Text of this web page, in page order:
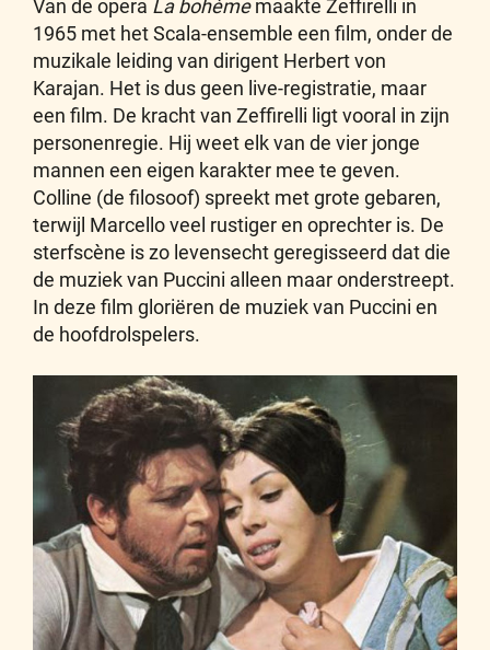
Van de opera La bohèmemaakte Zeffirelli in
1965 met het Scala-ensemble een film, onder de
muzikale leiding van dirigent Herbert von
Karajan. Het is dus geen live-registratie, maar
een film. De kracht van Zeffirelli ligt vooral in zijn
personenregie. Hij weet elk van de vier jonge
mannen een eigen karakter mee te geven.
Colline (de filosoof) spreekt met grote gebaren,
terwijl Marcello veel rustiger en oprechter is. De
sterfscène is zo levensecht geregisseerd dat die
de muziek van Puccini alleen maar onderstreept.
In deze film gloriëren de muziek van Puccini en
de hoofdrolspelers.